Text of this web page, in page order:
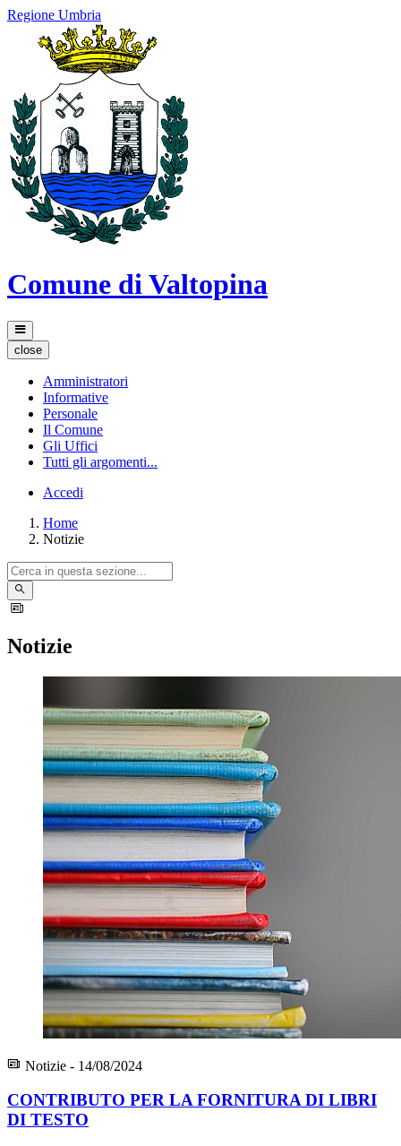
Regione Umbria
Comune di Valtopina
close
Amministratori
Informative
Personale
Il Comune
Gli Uffici
Tutti gli argomenti...
Accedi
Home
Notizie
Notizie
Notizie - 14/08/2024
CONTRIBUTO PER LA FORNITURA DI LIBRI
DI TESTO